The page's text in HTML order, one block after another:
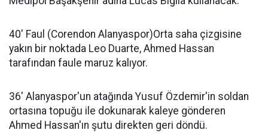
40' Faul (Corendon Alanyaspor)Orta saha çizgisine
yakın bir noktada Leo Duarte, Ahmed Hassan
tarafından faule maruz kalıyor.
36' Alanyaspor'un atağında Yusuf Özdemir'in soldan
ortasına topuğu ile dokunarak kaleye gönderen
Ahmed Hassan'ın şutu direkten geri döndü.